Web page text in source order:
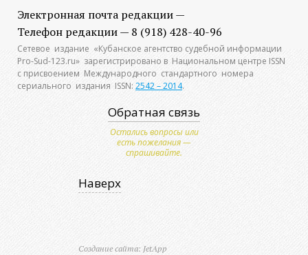
Электронная почта редакции —
Телефон редакции — 8 (918) 428-40-96
Сетевое издание «Кубанское агентство судебной информации
Pro-Sud-123.ru» зарегистрировано в Национальном центре ISSN
с присвоением Международного стандартного номера
сериального издания ISSN: 2542 – 2014.
Обратная связь
Остались вопросы или
есть пожелания —
спрашивайте.
Наверх
Создание сайта: JetApp